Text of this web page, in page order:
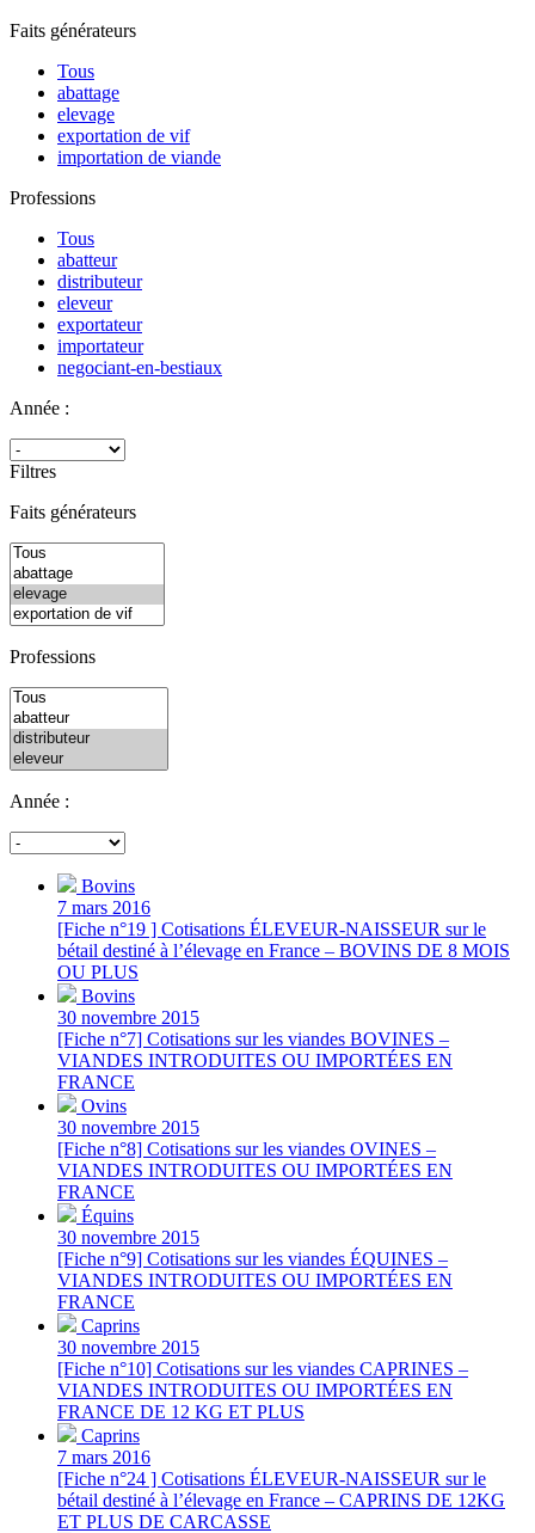
Faits générateurs
Tous
abattage
elevage
exportation de vif
importation de viande
Professions
Tous
abatteur
distributeur
eleveur
exportateur
importateur
negociant-en-bestiaux
Année :
Filtres
Faits générateurs
Professions
Année :
Bovins
7 mars 2016
[Fiche n°19 ] Cotisations ÉLEVEUR-NAISSEUR sur le
bétail destiné à l’élevage en France – BOVINS DE 8 MOIS
OU PLUS
Bovins
30 novembre 2015
[Fiche n°7] Cotisations sur les viandes BOVINES –
VIANDES INTRODUITES OU IMPORTÉES EN
FRANCE
Ovins
30 novembre 2015
[Fiche n°8] Cotisations sur les viandes OVINES –
VIANDES INTRODUITES OU IMPORTÉES EN
FRANCE
Équins
30 novembre 2015
[Fiche n°9] Cotisations sur les viandes ÉQUINES –
VIANDES INTRODUITES OU IMPORTÉES EN
FRANCE
Caprins
30 novembre 2015
[Fiche n°10] Cotisations sur les viandes CAPRINES –
VIANDES INTRODUITES OU IMPORTÉES EN
FRANCE DE 12 KG ET PLUS
Caprins
7 mars 2016
[Fiche n°24 ] Cotisations ÉLEVEUR-NAISSEUR sur le
bétail destiné à l’élevage en France – CAPRINS DE 12KG
ET PLUS DE CARCASSE